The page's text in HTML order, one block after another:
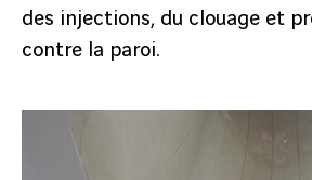
des injections, du clouage et
contre la paroi.